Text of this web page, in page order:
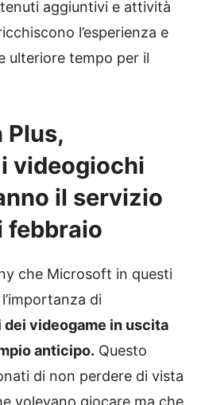
aggiuntivi e attività
l’esperienza e
ulteriore tempo per il
Plus,
videogiochi
il servizio
febbraio
che Microsoft in questi
di
videogame in uscita
anticipo. Questo
di non perdere di vista
volevano giocare ma che